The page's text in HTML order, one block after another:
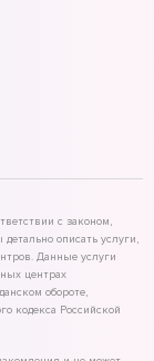
с законом,
описать услуги,
Данные услуги
центрах
обороте,
кодекса Российской